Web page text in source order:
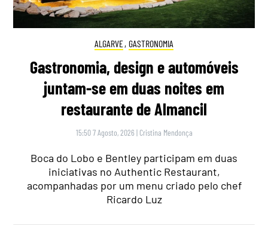
ALGARVE, GASTRONOMIA
Gastronomia, design e automóveis
juntam-se em duas noites em
restaurante de Almancil
15:50 7 Agosto, 2026 | Cristina Mendonça
Boca do Lobo e Bentley participam em duas
iniciativas no Authentic Restaurant,
acompanhadas por um menu criado pelo chef
Ricardo Luz